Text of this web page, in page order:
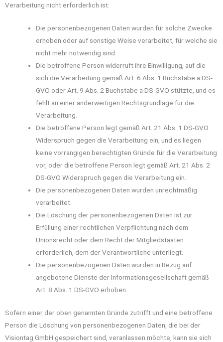
Verarbeitung nicht erforderlich ist:
Die personenbezogenen Daten wurden für solche Zwecke
erhoben oder auf sonstige Weise verarbeitet, für welche sie
nicht mehr notwendig sind.
Die betroffene Person widerruft ihre Einwilligung, auf die
sich die Verarbeitung gemäß Art. 6 Abs. 1 Buchstabe a DS-
GVO oder Art. 9 Abs. 2 Buchstabe a DS-GVO stützte, und es
fehlt an einer anderweitigen Rechtsgrundlage für die
Verarbeitung.
Die betroffene Person legt gemäß Art. 21 Abs. 1 DS-GVO
Widerspruch gegen die Verarbeitung ein, und es liegen
keine vorrangigen berechtigten Gründe für die Verarbeitung
vor, oder die betroffene Person legt gemäß Art. 21 Abs. 2
DS-GVO Widerspruch gegen die Verarbeitung ein.
Die personenbezogenen Daten wurden unrechtmäßig
verarbeitet.
Die Löschung der personenbezogenen Daten ist zur
Erfüllung einer rechtlichen Verpflichtung nach dem
Unionsrecht oder dem Recht der Mitgliedstaaten
erforderlich, dem der Verantwortliche unterliegt.
Die personenbezogenen Daten wurden in Bezug auf
angebotene Dienste der Informationsgesellschaft gemäß
Art. 8 Abs. 1 DS-GVO erhoben.
Sofern einer der oben genannten Gründe zutrifft und eine betroffene
Person die Löschung von personenbezogenen Daten, die bei der
Visiontag GmbH gespeichert sind, veranlassen möchte, kann sie sich